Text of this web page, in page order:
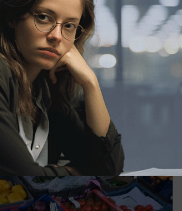
покатились вниз в
крае
овощей за неделю в
крае